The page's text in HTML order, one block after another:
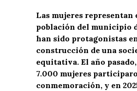
Las mujeres representan
población del municipio
han sido protagonistas
construcción de una
equitativa. El año
7.000 mujeres
conmemoración, y en